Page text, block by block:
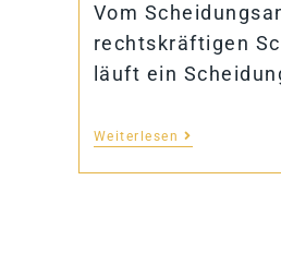
Vom
rechtskräftigen
läuft ein
Weiterlesen